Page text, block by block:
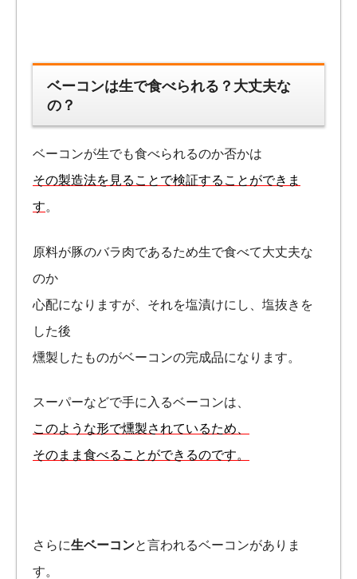
ベーコンは生で食べられる？大丈夫な
の？
ベーコンが生でも食べられるのか否かは
その製造法を見ることで検証することができま
す。
原料が豚のバラ肉であるため生で食べて大丈夫な
のか
心配になりますが、それを塩漬けにし、塩抜きを
した後
燻製したものがベーコンの完成品になります。
スーパーなどで手に入るベーコンは、
このような形で燻製されているため、
そのまま食べることができるのです。
さらに生ベーコンと言われるベーコンがありま
す。